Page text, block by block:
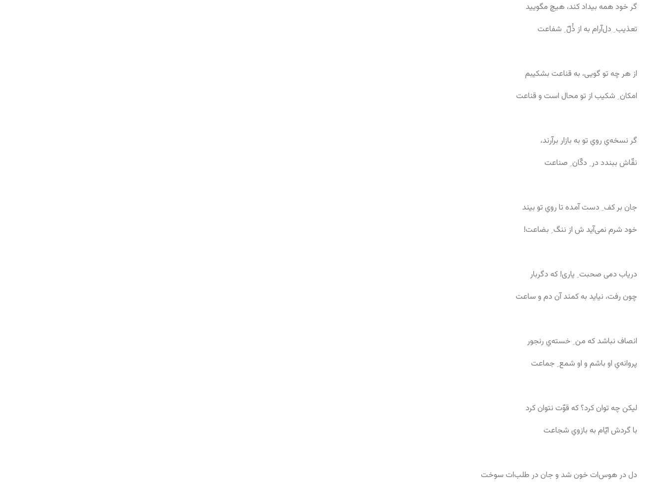
گر خود همه بیداد کند، هیچ مگویید
تعذیب ِ دل‌آرام به از ذُلّ ِ شفاعت
از هر چه تو گویی، به قناعت بشکیبم
امکان ِ شکیب از تو محال است و قناعت
گر نسخه‌یِ رویِ تو به بازار برآرند،
نقّاش ببندد در ِ دکّان ِ صناعت
جان بر کف ِ دست آمده تا رویِ تو بیند
خود شرم نمی‌آید ش از ننگ ِ بضاعت!
دریاب دمی صحبت ِ یاری! که دگربار
چون رفت، نیاید به کمند آن دم و ساعت
انصاف نباشد که من ِ خسته‌یِ رنجور
پروانه‌یِ او باشم و او شمع ِ جماعت
لیکن چه توان کرد؟ که قوّت نتوان کرد
با گردش ایّام به بازویِ شجاعت
دل در هوس‌ات خون شد و جان در طلب‌ات سوخت